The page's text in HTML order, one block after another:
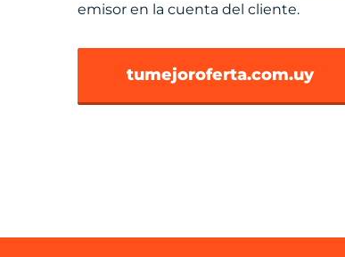
emisor en la cuenta del cliente.
tumejoroferta.com.uy